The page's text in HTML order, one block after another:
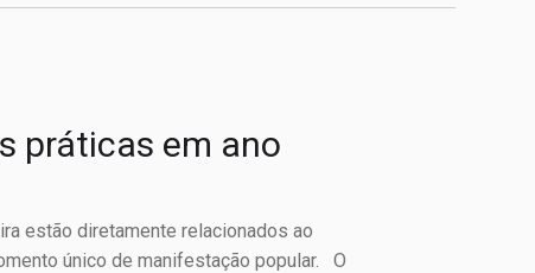
práticas em ano
estão diretamente relacionados ao
único de manifestação popular. O